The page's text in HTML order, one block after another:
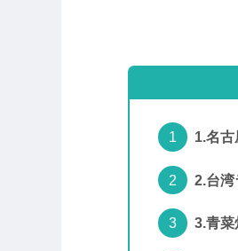
1.名
2.台湾
3.青菜